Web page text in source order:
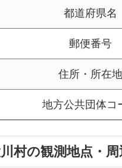
都道府県名
郵便番号
住所・所在地
地方公共団体コ
村の観測地点・周